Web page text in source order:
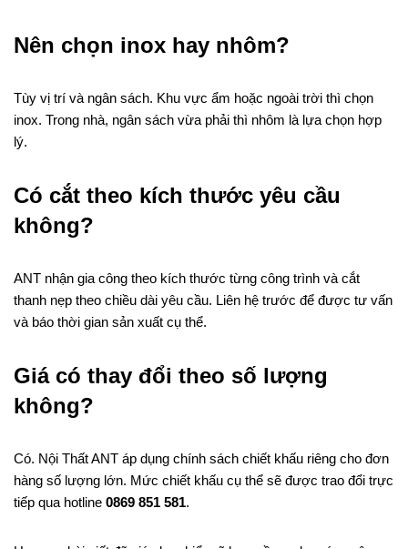
Nên chọn inox hay nhôm?
Tùy vị trí và ngân sách. Khu vực ẩm hoặc ngoài trời thì chọn
inox. Trong nhà, ngân sách vừa phải thì nhôm là lựa chọn hợp
lý.
Có cắt theo kích thước yêu cầu
không?
ANT nhận gia công theo kích thước từng công trình và cắt
thanh nẹp theo chiều dài yêu cầu. Liên hệ trước để được tư vấn
và báo thời gian sản xuất cụ thể.
Giá có thay đổi theo số lượng
không?
Có. Nội Thất ANT áp dụng chính sách chiết khấu riêng cho đơn
hàng số lượng lớn. Mức chiết khấu cụ thể sẽ được trao đổi trực
tiếp qua hotline 0869 851 581.